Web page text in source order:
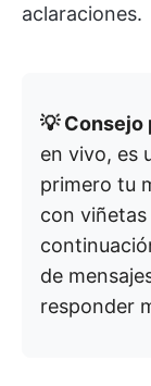
aclaraciones.
💡 Consejo
en vivo, es
primero tu
con viñetas
de
responder